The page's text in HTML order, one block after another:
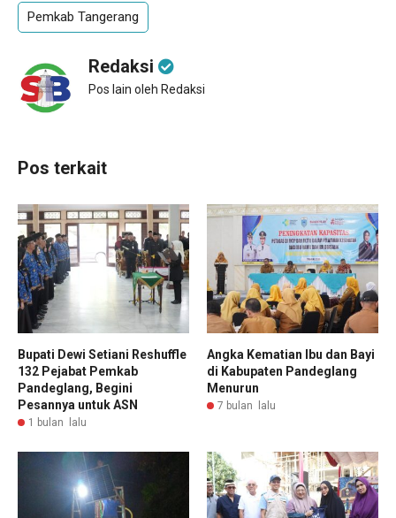
Pemkab Tangerang
Redaksi
Pos lain oleh Redaksi
Pos terkait
Bupati Dewi Setiani Reshuffle
132 Pejabat Pemkab
Pandeglang, Begini
Pesannya untuk ASN
1 bulan lalu
Angka Kematian Ibu dan Bayi
di Kabupaten Pandeglang
Menurun
7 bulan lalu